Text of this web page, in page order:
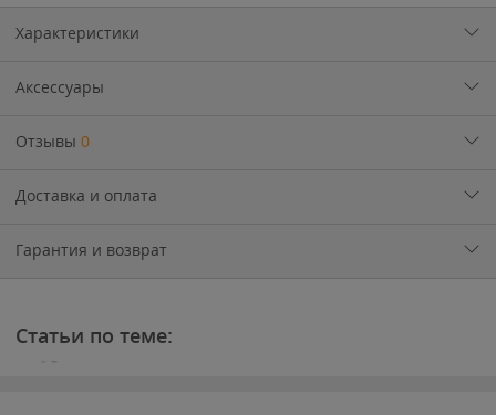
Характеристики
Аксессуары
Отзывы 0
Доставка и оплата
Гарантия и возврат
Статьи по теме:
эти
Blade
Show
2026.
Microtech,
Spyderco